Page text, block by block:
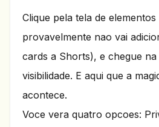
Clique pela tela de
provavelmente nao vai
cards a Shorts), e chegue na
visibilidade. E aqui que a
acontece.
Voce vera quatro opcoes: